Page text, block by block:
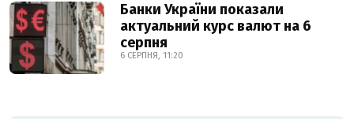
Банки України показали
актуальний курс валют на 6
серпня
6 СЕРПНЯ, 11:20